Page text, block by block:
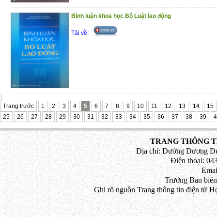
-
Phần thứ hai: Giải quyết vấn
sự.
Cuốn sách là kết quả nghiên cứu,
giải về vấn đề bảo vệ quyền con
thiệt hại trong tố tụng hình sự, để
hoàn thiện pháp luật và nâng cao
nhằm bảo vệ tốt hơn quyền con
Nam. Hy vọng nội dung cuốn sách
không chỉ cho những người làm
dạy mà cho cả những người làm
Trong quá trình biên soạn khó
định, tá giả và Nhà xuất bản Tư
những ý kiến góp ý để cuốn sách
lần tái bản
Trân trọng giới thiệu cùng bạn đọc!
Bình luận khoa học Bộ Luật lao động
Tải về:
Trang trước 1 2 3 4 5 6 7 8 9 10 11 12 13 14
15
25
26 27 28 29 30 31 32 33 34 35 36 37 38 39
TRANG THÔNG
Địa chỉ: Đường Dương
Điện thoại:
Trưởng Ban
Ghi rõ nguồn Trang thông tin điện tử